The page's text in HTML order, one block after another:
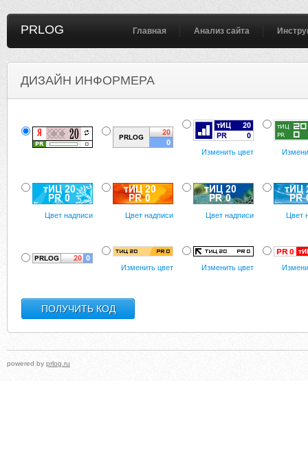
PRLOG Главная Анализ сайта
ДИЗАЙН ИНФОРМЕРА
Изменить цвет
Цвет надписи Цвет надписи Цвет надписи Цвет
Изменить цвет Изменить цвет
powered by prlog.ru